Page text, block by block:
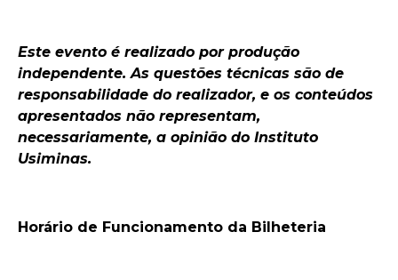
Este evento é realizado por produção
independente. As questões técnicas são de
responsabilidade do realizador, e os conteúdos
apresentados não representam,
necessariamente, a opinião do Instituto
Usiminas.
Horário de Funcionamento da Bilheteria